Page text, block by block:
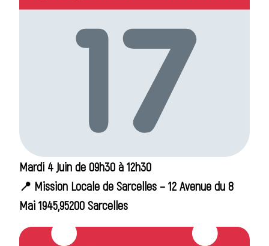
Mardi 4 Juin de 09h30 à 12h30
📍 Mission Locale de Sarcelles – 12 Avenue du 8
Mai 1945,95200 Sarcelles